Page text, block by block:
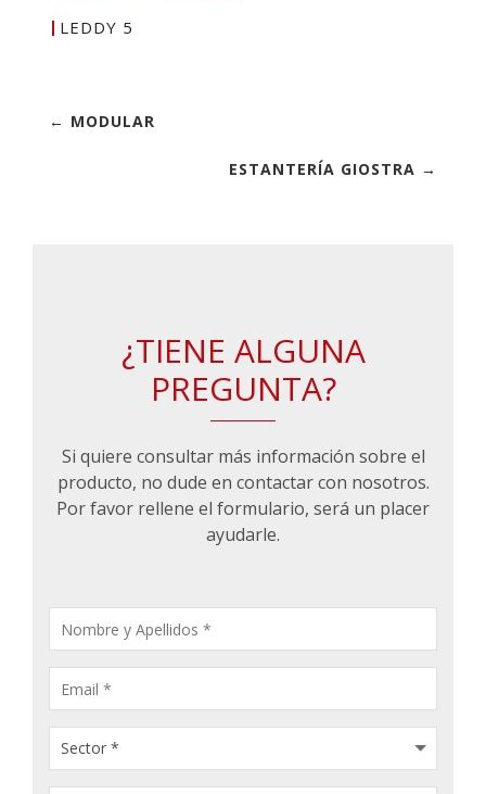
LEDDY 5
← MODULAR
ESTANTERÍA GIOSTRA →
¿TIENE ALGUNA
PREGUNTA?
Si quiere consultar más información sobre el
producto, no dude en contactar con nosotros.
Por favor rellene el formulario, será un placer
ayudarle.
CONSULTA
PRODUCTOS